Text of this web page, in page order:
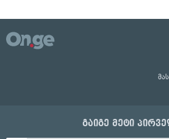
გაიგე მეტი